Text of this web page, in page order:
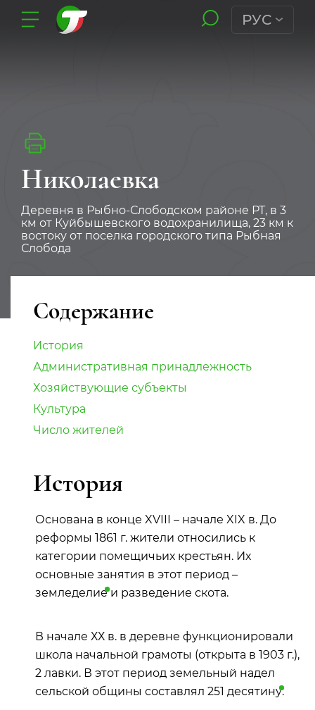
РУС
Николаевка
Деревня в Рыбно-Слободском районе РТ, в 3
км от Куйбышевского водохранилища, 23 км к
востоку от поселка городского типа Рыбная
Слобода
Содержание
История
Административная принадлежность
Хозяйствующие субъекты
Культура
Число жителей
История
Основана в конце XVIII – начале XIX в. До
реформы 1861 г. жители относились к
категории помещичьих крестьян. Их
основные занятия в этот период –
земледелиеи разведение скота.
В начале ХХ в. в деревне функционировали
школа начальной грамоты (открыта в 1903 г.),
2 лавки. В этот период земельный надел
сельской общины составлял 251 десятину.